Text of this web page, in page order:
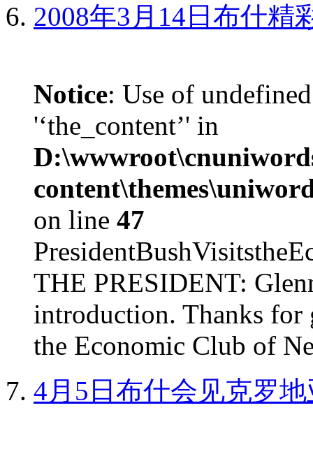
2008年3月14日布什精
Notice: Use of
'‘the_content’' in
on line 47
THE PRESIDENT:
introduction. Thanks for
the Economic Club of
4月5日布什会见克罗